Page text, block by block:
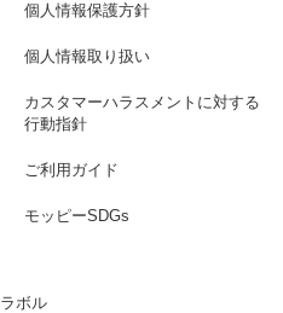
個人情報保護方針
個人情報取り扱い
カスタマーハラスメントに対する
行動指針
ご利用ガイド
モッピーSDGs
ラボル